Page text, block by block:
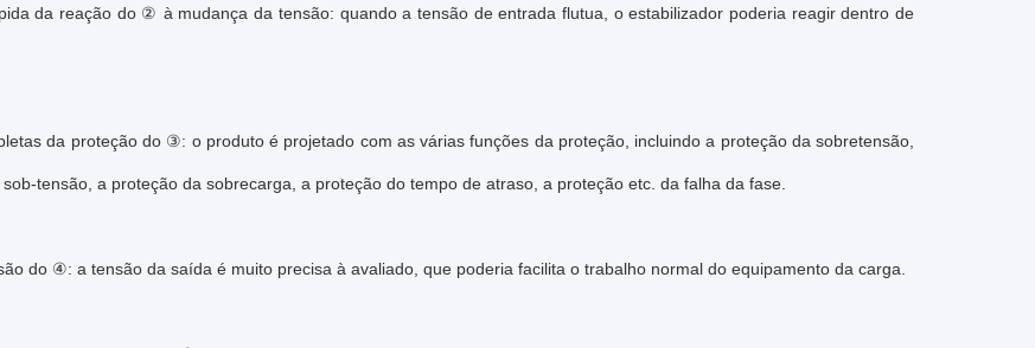
da reação do ② à mudança da tensão: quando a tensão de entrada flutua, o estabilizador poderia reagir dentro de
da proteção do ③: o produto é projetado com as várias funções da proteção, incluindo a proteção da sobretensão,
tensão, a proteção da sobrecarga, a proteção do tempo de atraso, a proteção etc. da falha da fase.
do ④: a tensão da saída é muito precisa à avaliado, que poderia facilita o trabalho normal do equipamento da carga.